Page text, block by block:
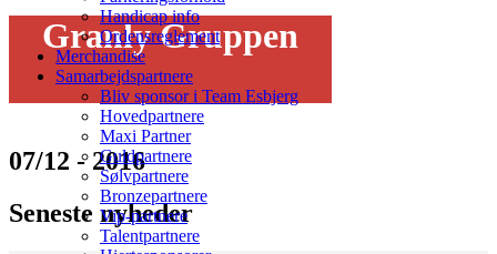
Handicap info
Ordensreglement
Merchandise
Samarbejdspartnere
Bliv sponsor i Team Esbjerg
Hovedpartnere
Maxi Partner
Guldpartnere
Sølvpartnere
Bronzepartnere
Vip-partnere
Talentpartnere
Granly Gruppen
07/12 - 2016
Seneste nyheder